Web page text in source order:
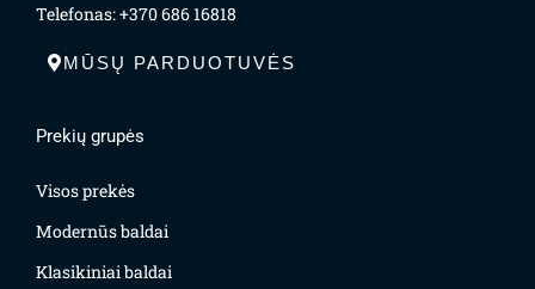
Telefonas: +370 686 16818
MŪSŲ PARDUOTUVĖS
Prekių grupės
Visos prekės
Modernūs baldai
Klasikiniai baldai